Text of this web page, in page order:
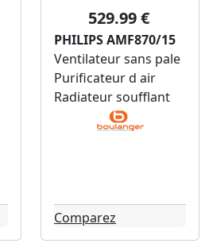
529.99 €
PHILIPS AMF870/15
Ventilateur sans pale
Purificateur d air
Radiateur soufflant
Comparez